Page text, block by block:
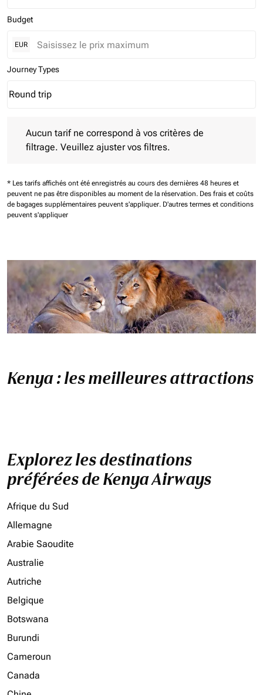
Budget
EUR
Journey Types
Journey Types option Round trip Selected
Round trip
keyboard_arrow_down
Aucun tarif ne correspond à vos critères de
filtrage. Veuillez ajuster vos filtres.
* Les tarifs affichés ont été enregistrés au cours des dernières 48 heures et
peuvent ne pas être disponibles au moment de la réservation. Des frais et coûts
de bagages supplémentaires peuvent s'appliquer. D'autres termes et conditions
peuvent s'appliquer
Kenya : les meilleures attractions
Explorez les destinations
préférées de Kenya Airways
Afrique du Sud
Allemagne
Arabie Saoudite
Australie
Autriche
Belgique
Botswana
Burundi
Cameroun
Canada